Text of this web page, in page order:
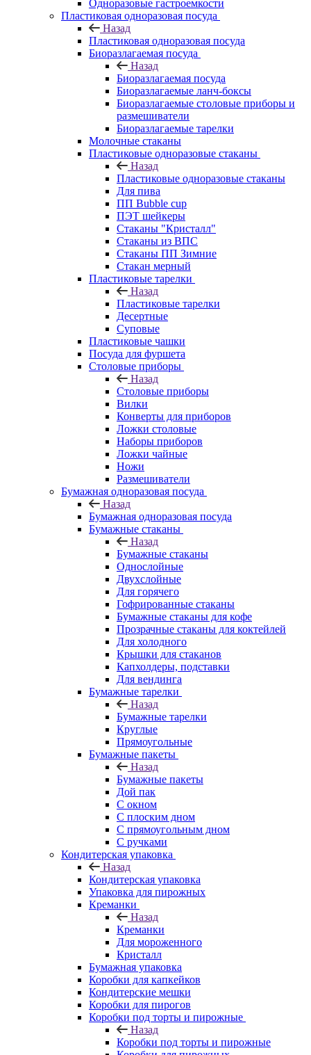
Одноразовые гастроемкости
Пластиковая одноразовая посуда
Назад
Пластиковая одноразовая посуда
Биоразлагаемая посуда
Назад
Биоразлагаемая посуда
Биоразлагаемые ланч-боксы
Биоразлагаемые столовые приборы и
размешиватели
Биоразлагаемые тарелки
Молочные стаканы
Пластиковые одноразовые стаканы
Назад
Пластиковые одноразовые стаканы
Для пива
ПП Bubble cup
ПЭТ шейкеры
Стаканы "Кристалл"
Стаканы из ВПС
Стаканы ПП Зимние
Стакан мерный
Пластиковые тарелки
Назад
Пластиковые тарелки
Десертные
Суповые
Пластиковые чашки
Посуда для фуршета
Столовые приборы
Назад
Столовые приборы
Вилки
Конверты для приборов
Ложки столовые
Наборы приборов
Ложки чайные
Ножи
Размешиватели
Бумажная одноразовая посуда
Назад
Бумажная одноразовая посуда
Бумажные стаканы
Назад
Бумажные стаканы
Однослойные
Двухслойные
Для горячего
Гофрированные стаканы
Бумажные стаканы для кофе
Прозрачные стаканы для коктейлей
Для холодного
Крышки для стаканов
Капхолдеры, подставки
Для вендинга
Бумажные тарелки
Назад
Бумажные тарелки
Круглые
Прямоугольные
Бумажные пакеты
Назад
Бумажные пакеты
Дой пак
С окном
С плоским дном
С прямоугольным дном
С ручками
Кондитерская упаковка
Назад
Кондитерская упаковка
Упаковка для пирожных
Креманки
Назад
Креманки
Для мороженного
Кристалл
Бумажная упаковка
Коробки для капкейков
Кондитерские мешки
Коробки для пирогов
Коробки под торты и пирожные
Назад
Коробки под торты и пирожные